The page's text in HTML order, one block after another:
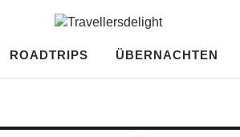
ROADTRIPS ÜBERNACHTEN